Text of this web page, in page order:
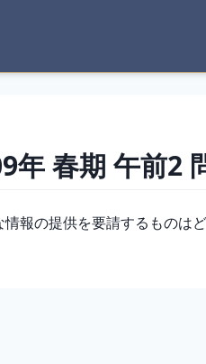
年 春期 午前2
報の提供を要請するものはど